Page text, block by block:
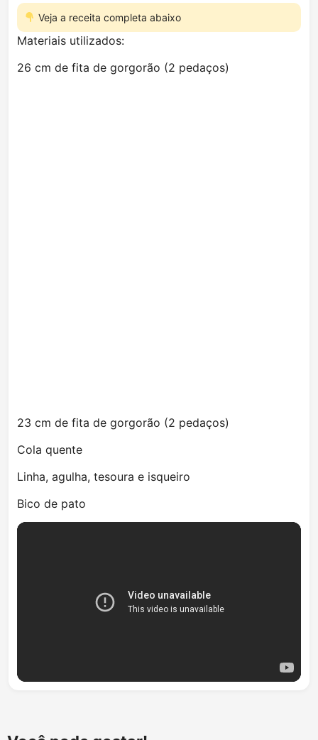
Veja a receita completa abaixo
Materiais utilizados:
26 cm de fita de gorgorão (2 pedaços)
23 cm de fita de gorgorão (2 pedaços)
Cola quente
Linha, agulha, tesoura e isqueiro
Bico de pato